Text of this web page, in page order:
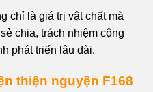
chỉ là giá trị vật chất mà
chia, trách nhiệm cộng
phát triển lâu dài.
thiện nguyện F168